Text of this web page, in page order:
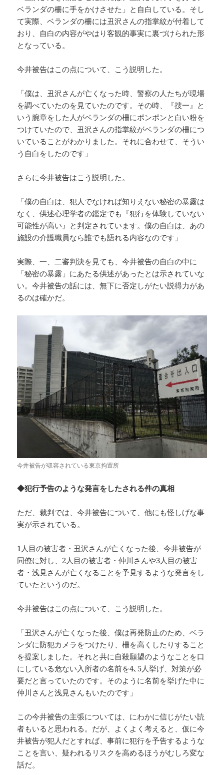
ベランダの柵に手をかけさせた」と自白している。そし
て実際、ベランダの柵には丑沢さんの指掌紋が付着して
おり、自白の内容がやはり客観的事実に裏づけられた形
となっている。
今井被告はこの点について、こう説明した。
「僕は、丑沢さんが亡くなった時、警察の人たちが現場
を調べていたのを見ていたのです。その時、『捜一』と
いう腕章をした人がベランダの柵にポンポンと白い粉を
つけていたので、丑沢さんの指掌紋がベランダの柵につ
いていることがわかりました。それに合わせて、そうい
う自白をしたのです」
さらに今井被告はこう説明した。
「僕の自白は、犯人でなければ知りえない秘密の暴露は
なく、供述心理学者の鑑定でも『犯行を体験していない
可能性が高い』と判定されています。僕の自白は、あの
施設の介護職員なら誰でも語れる内容なのです」
実際、一、二審判決を見ても、今井被告の自白の中に
「秘密の暴露」にあたる供述があったとは示されていな
い。今井被告の話には、無下に否定しがたい説得力があ
るのは確かだ。
今井被告が収容されている東京拘置所
◆犯行予告のような発言をしたされる件の真相
ただ、裁判では、今井被告について、他にも怪しげな事
実が示されている。
1人目の被害者・丑沢さんが亡くなった後、今井被告が
同僚に対し、2人目の被害者・仲川さんや3人目の被害
者・浅見さんが亡くなることを予見するような発言をし
ていたというのだ。
今井被告はこの点について、こう説明した。
「丑沢さんが亡くなった後、僕は再発防止のため、ベラ
ンダに防犯カメラをつけたり、柵を高くしたりすること
を提案しました。それと共に自殺願望のようなことを口
にしている危ない入所者の名前を4､5人挙げ、対策が必
要だと言っていたのです。そのように名前を挙げた中に
仲川さんと浅見さんもいたのです」
この今井被告の主張については、にわかに信じがたい読
者もいると思われる。だが、よくよく考えると、仮に今
井被告が犯人だとすれば、事前に犯行を予告するような
ことを言い、疑われるリスクを高めるほうがむしろ変な
話だ。